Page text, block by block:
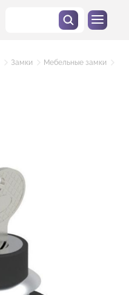
Замки
Мебельные замки